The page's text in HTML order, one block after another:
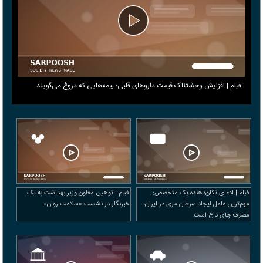
فیلم | افزایش وحشتناک قیمت داروهای قلبی؛ بیمه‌هایی که دروغ می‎‌گویند
فیلم | ادعای تکان‌دهنده یک متخصص:
مهم‌ترین عامل ایجاد سرطان مری در ایران،
مصرف چای داغ است!
فیلم | توهین معاون وزیر بهداشت به یک
خبرنگار در نشست «سلامت روان»